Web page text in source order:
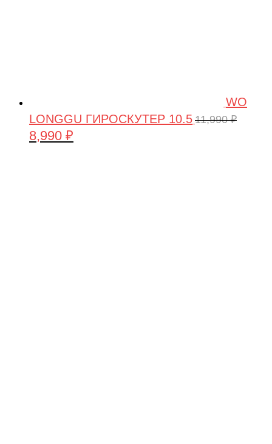
WO
LONGGU ГИРОСКУТЕР 10.5 11,990₽
Первоначальная
8,990 ₽